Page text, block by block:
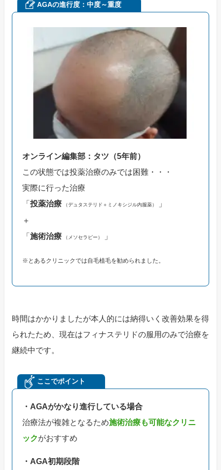
AGAの進行度：中度～重度
オンライン編集部：タツ（5年前）
この状態では投薬治療のみでは困難・・・
実際に行った治療
「 投薬治療 （デュタステリド＋ミノキシジル内服薬）
」
＋
「 施術治療 （メソセラピー） 」
※とあるクリニックでは自毛植毛を勧められました。
時間はかかりましたが本人的には納得いく改善効果を得
られたため、現在はフィナステリドの服用のみで治療を
継続中です。
ここでポイント
・AGAがかなり進行している場合
治療法が複雑となるため施術治療も可能なクリニ
ックがおすすめ
・AGA初期段階